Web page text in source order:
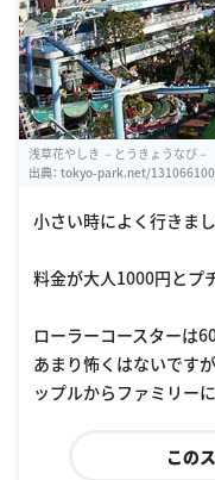
浅草花やしき －とうきょうなび－
出典： tokyo-park.net/
小さい時によく行きまし
料金が大人1000円とプ
ローラーコースターは
あまり怖くはないです
ップルからファミリー
この